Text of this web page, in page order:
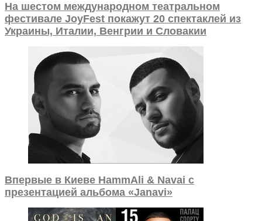
На шестом международном театральном
фестивале JoyFest покажут 20 спектаклей из
Украины, Италии, Венгрии и Словакии
Впервые в Киеве HammAli & Navai с
презентацией альбома «Janavi»